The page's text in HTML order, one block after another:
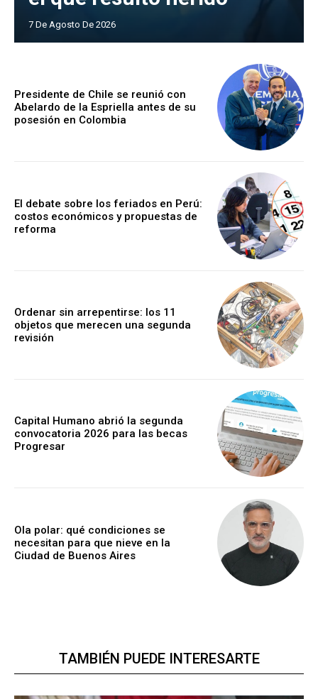
7 De Agosto De 2026
Presidente de Chile se reunió con
Abelardo de la Espriella antes de su
posesión en Colombia
El debate sobre los feriados en Perú:
costos económicos y propuestas de
reforma
Ordenar sin arrepentirse: los 11
objetos que merecen una segunda
revisión
Capital Humano abrió la segunda
convocatoria 2026 para las becas
Progresar
Ola polar: qué condiciones se
necesitan para que nieve en la
Ciudad de Buenos Aires
TAMBIÉN PUEDE INTERESARTE